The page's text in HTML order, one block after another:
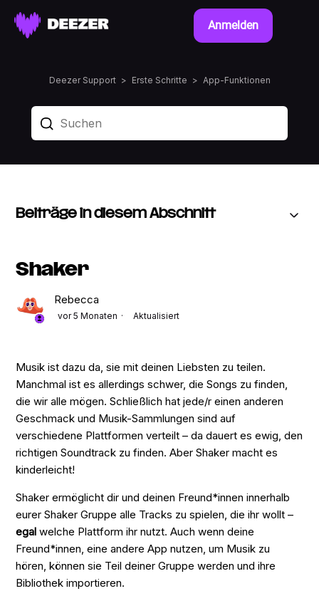
Anmelden
Deezer Support Erste Schritte App-Funktionen
Beiträge in diesem Abschnitt
Shaker
Rebecca
vor 5 Monaten Aktualisiert
Musik ist dazu da, sie mit deinen Liebsten zu teilen.
Manchmal ist es allerdings schwer, die Songs zu finden,
die wir alle mögen. Schließlich hat jede/r einen anderen
Geschmack und Musik-Sammlungen sind auf
verschiedene Plattformen verteilt – da dauert es ewig, den
richtigen Soundtrack zu finden. Aber Shaker macht es
kinderleicht!
Shaker ermöglicht dir und deinen Freund*innen innerhalb
eurer Shaker Gruppe alle Tracks zu spielen, die ihr wollt –
egal welche Plattform ihr nutzt. Auch wenn deine
Freund*innen, eine andere App nutzen, um Musik zu
hören, können sie Teil deiner Gruppe werden und ihre
Bibliothek importieren.